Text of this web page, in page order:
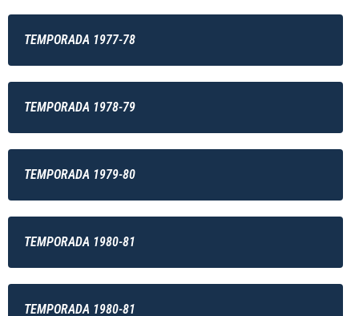
TEMPORADA 1977-78
TEMPORADA 1978-79
TEMPORADA 1979-80
TEMPORADA 1980-81
TEMPORADA 1980-81